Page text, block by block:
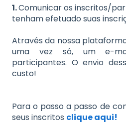
1.Comunicar os inscritos/
tenham efetuado suas
Através da nossa
uma vez só, um e-
participantes. O envio
custo!
Para o passo a passo de
seus inscritos clique aqui!